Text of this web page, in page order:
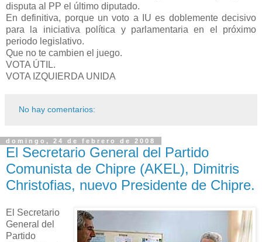
disputa al PP el último diputado.
En definitiva, porque un voto a IU es doblemente decisivo
para la iniciativa política y parlamentaria en el próximo
periodo legislativo.
Que no te cambien el juego.
VOTA ÚTIL.
VOTA IZQUIERDA UNIDA
No hay comentarios:
domingo, 24 de febrero de 2008
El Secretario General del Partido
Comunista de Chipre (AKEL), Dimitris
Christofias, nuevo Presidente de Chipre.
El Secretario
General del
Partido